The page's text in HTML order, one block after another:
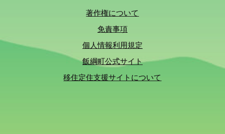
著作権について
免責事項
個人情報利用規定
飯綱町公式サイト
移住定住支援サイトについて